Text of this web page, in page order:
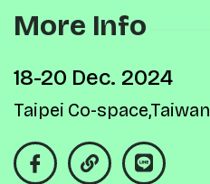
More Info
18-20 Dec. 2024
Taipei Co-space,Taiwan